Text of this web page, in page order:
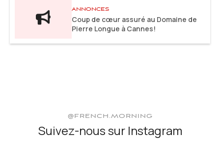
ANNONCES
Coup de cœur assuré au Domaine de
Pierre Longue à Cannes!
@FRENCH.MORNING
Suivez-nous sur Instagram